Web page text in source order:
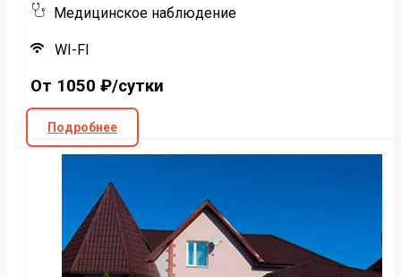
Медицинское наблюдение
WI-FI
От 1050 ₽/сутки
Подробнее